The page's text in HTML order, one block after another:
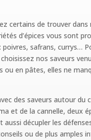
certains de trouver dans
d’épices vous sont
safrans, currys…
nos saveurs
ou en pâtes, elles ne
des saveurs autour du
et de la cannelle, deux
décupler les
ou de plus amples